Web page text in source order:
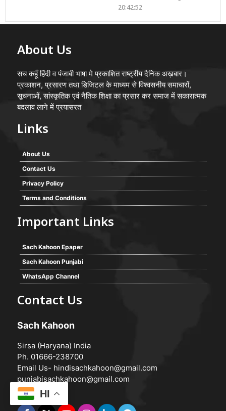
20:42:52
About Us
सच कहूँ हिंदी व पंजाबी भाषा मे प्रकाशित राष्ट्रीय दैनिक अख़बार।
प्रकाशन, प्रसारण तथा डिजिटल के माध्यम से विश्वसनीय समाचारों,
सूचनाओं, सांस्कृतिक एवं नैतिक शिक्षा का प्रसार कर समाज में सकारात्मक
बदलाव लाने में प्रयासरत
Links
About Us
Contact Us
Privacy Policy
Terms and Conditions
Important Links
Sach Kahoon Epaper
Sach Kahoon Punjabi
WhatsApp Channel
Contact Us
Sach Kahoon
Sirsa (Haryana) India
Ph. 01666-238700
Email Us- hindisachkahoon@gmail.com
punjabisachkahoon@gmail.com
HI